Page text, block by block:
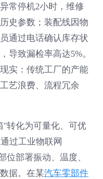
常停机2小时，维修
史参数；装配线因物
通过电话确认库存状
导致漏检率高达5%。
实：传统工厂的产能
艺浪费、流程冗余
"转化为可量化、可优
过工业物联网
位部署振动、温度、
据。在某汽车零部件